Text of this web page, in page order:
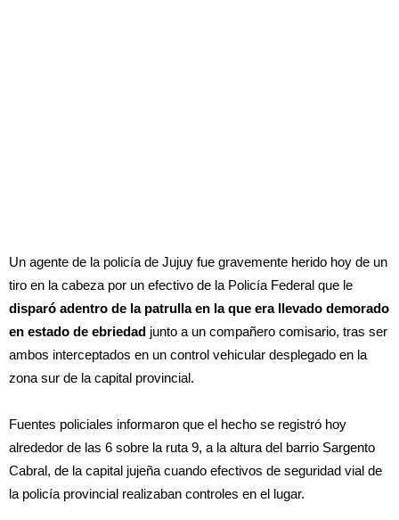
Un agente de la policía de Jujuy fue gravemente herido hoy de un
tiro en la cabeza por un efectivo de la Policía Federal que le
disparó adentro de la patrulla en la que era llevado demorado
en estado de ebriedad junto a un compañero comisario, tras ser
ambos interceptados en un control vehicular desplegado en la
zona sur de la capital provincial.
Fuentes policiales informaron que el hecho se registró hoy
alrededor de las 6 sobre la ruta 9, a la altura del barrio Sargento
Cabral, de la capital jujeña cuando efectivos de seguridad vial de
la policía provincial realizaban controles en el lugar.